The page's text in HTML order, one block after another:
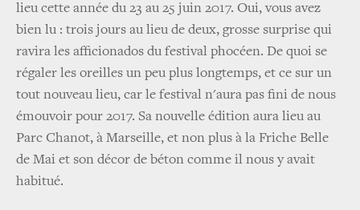
lieu cette année du 23 au 25 juin 2017. Oui, vous avez
bien lu : trois jours au lieu de deux, grosse surprise qui
ravira les afficionados du festival phocéen. De quoi se
régaler les oreilles un peu plus longtemps, et ce sur un
tout nouveau lieu, car le festival n'aura pas fini de nous
émouvoir pour 2017. Sa nouvelle édition aura lieu au
Parc Chanot, à Marseille, et non plus à la Friche Belle
de Mai et son décor de béton comme il nous y avait
habitué.